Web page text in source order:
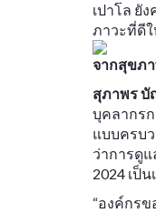
เปาโล ยั
ภาวะที่ดี
จากสุขภ
สุภาพร บั
บุคลากร
แบบครบ
ว่าการดู
2024 เป็
“องค์กร